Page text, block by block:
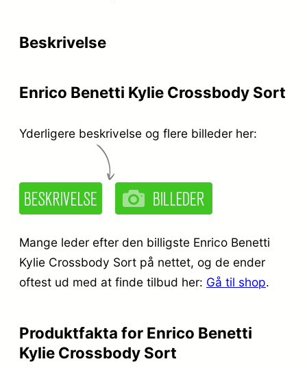
Beskrivelse
Enrico Benetti Kylie Crossbody Sort
Yderligere beskrivelse og flere billeder her:
Mange leder efter den billigste Enrico Benetti
Kylie Crossbody Sort på nettet, og de ender
oftest ud med at finde tilbud her: Gå til shop.
Produktfakta for Enrico Benetti
Kylie Crossbody Sort